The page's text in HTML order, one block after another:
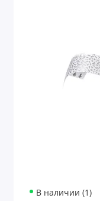
В наличии (1)